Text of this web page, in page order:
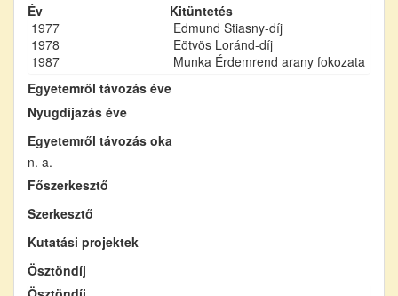
Év
Kitüntetés
1977
Edmund Stiasny-díj
1978
Eötvös Loránd-díj
1987
Munka Érdemrend arany fokozata
Egyetemről távozás éve
Nyugdíjazás éve
Egyetemről távozás oka
n. a.
Főszerkesztő
Szerkesztő
Kutatási projektek
Ösztöndíj